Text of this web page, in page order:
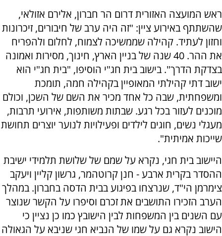
ראש המועצה האזורית דרום הר חברון, אלירם אזולאי,
שהשתתף באירוע ציין: "זה היה ערב של חיבורים, זיכרונות
וחזון לעתיד. קהילה שממשיכה לצמוח, לחלום ולהפריח
את ההר. 40 שנה של בניין הארץ, חינוך, מסירות ואמונה
בצדקת הדרך". בישוב בית חג"י הוסיפו, "בית חג"י הוא
ישוב דתי קהילתי המאופיין בקהילה חמה, תומכת
ומשפחתית, שבה כל אחד מכיר את השם של השכן, וכולם
מוכנים לעזור בכל רגע. שבתות משותפות, אירועי תרבות,
מעגלי נשים, חוגים לילדים ופעילויות לנוער יוצרים תחושת
שייכות אמיתית".
היישוב בית חגי, נקרא על שמם של שלושת תלמידי ישיבת
ההסדר בקרית ארבע - חנן קרוטהמר, גרשון קליין ויעקב
צימרמן הי"ד, שנרצחו בפיגוע בבית הדסה בחברון. במהלך
הערב הזכירו התושבים את זכרם וסיפרו על הקשר שנוצר
עם השנים בין המשפחות לבין הישובץ כמו כן נציין כי
הישוב נקרא גם על שמו של הנביא חגי שניבא על הגאולה